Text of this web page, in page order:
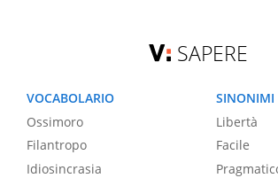
SAPERE
VOCABOLARIO
Ossimoro
Filantropo
Idiosincrasia
SINONIMI
Libertà
Facile